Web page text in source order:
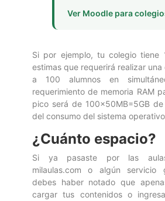
Ver Moodle para
Si por ejemplo, tu colegio tiene
estimas que requerirá realizar una
a 100 alumnos en
requerimiento de memoria RAM
pico será de 100x50MB=5GB
del consumo del sistema
¿Cuánto espacio?
Si ya pasaste por las
milaulas.com o algún servicio
debes haber notado que
cargar tus contenidos o